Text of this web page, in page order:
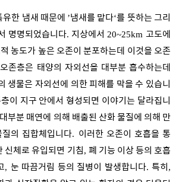
유한 냄새 때문에 ’냄새를 맡다‘를 뜻하는 그리
명명되었습니다. 지상에서20~25km고도에
농도가 높은 오존이 분포하는데 이것을 오존
오존층은 태양의 자외선을 대부분 흡수하는데
생물은 자외선에 의한 피해를 막을 수 있습니
이 지구 안에서 형성되면 이야기는 달라집니
부분 매연에 의해 배출된 산화 물질에 의해 만
의 집합체입니다. 이러한 오존이 호흡을 통
신체로 유입되면 기침, 폐 기능 이상 등의 호흡
, 눈 따끔거림 등의 질병이 발생합니다. 특히,